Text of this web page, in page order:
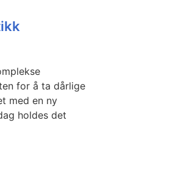
for å ta dårlige
med en ny
holdes det